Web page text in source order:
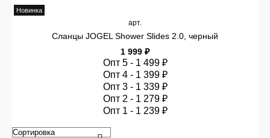
Новинка
арт.
Сланцы JOGEL Shower Slides 2.0, черный
1 999 ₽
Опт 5 - 1 499 ₽
Опт 4 - 1 399 ₽
Опт 3 - 1 339 ₽
Опт 2 - 1 279 ₽
Опт 1 - 1 239 ₽